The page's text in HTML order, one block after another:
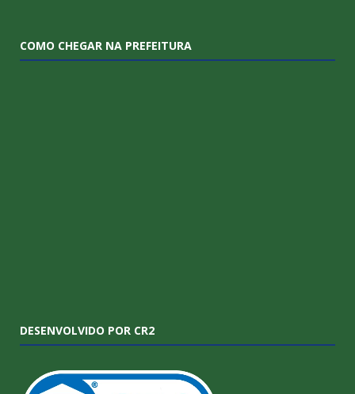
COMO CHEGAR NA PREFEITURA
DESENVOLVIDO POR CR2